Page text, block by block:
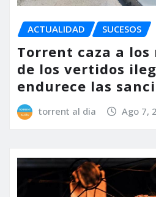
ACTUALIDAD SUCESOS
Torrent caza a los
de los vertidos
endurece las
torrent al dia Ago 7,